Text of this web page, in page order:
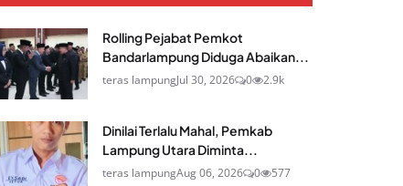
Rolling Pejabat Pemkot
Bandarlampung Diduga Abaikan...
teras lampungJul 30, 2026 0 2.9k
Dinilai Terlalu Mahal, Pemkab
Lampung Utara Diminta...
teras lampungAug 06, 2026 0 577